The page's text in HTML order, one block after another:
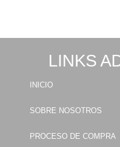
LINKS
INICIO
SOBRE NOSOTROS
PROCESO DE COMPRA